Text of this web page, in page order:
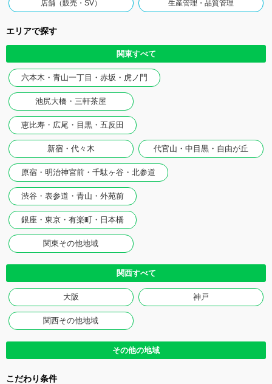
店舗（販売・SV） 生産管理・品質管理
エリアで探す
関東すべて
六本木・青山一丁目・赤坂・虎ノ門
池尻大橋・三軒茶屋
恵比寿・広尾・目黒・五反田
新宿・代々木 代官山・中目黒・自由が丘
原宿・明治神宮前・千駄ヶ谷・北参道
渋谷・表参道・青山・外苑前
銀座・東京・有楽町・日本橋
関東その他地域
関西すべて
大阪 神戸
関西その他地域
その他の地域
こだわり条件